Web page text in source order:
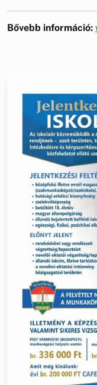
Bővebb információ: